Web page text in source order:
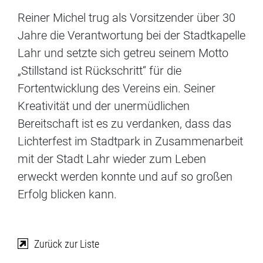
Reiner Michel trug als Vorsitzender über 30
Jahre die Verantwortung bei der Stadtkapelle
Lahr und setzte sich getreu seinem Motto
„Stillstand ist Rückschritt“ für die
Fortentwicklung des Vereins ein. Seiner
Kreativität und der unermüdlichen
Bereitschaft ist es zu verdanken, dass das
Lichterfest im Stadtpark in Zusammenarbeit
mit der Stadt Lahr wieder zum Leben
erweckt werden konnte und auf so großen
Erfolg blicken kann.
Zurück zur Liste